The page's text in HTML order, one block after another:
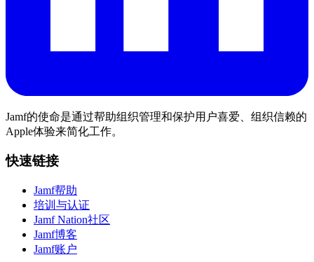
Jamf的使命是通过帮助组织管理和保护用户喜爱、组织信赖的
Apple体验来简化工作。
快速链接
Jamf帮助
培训与认证
Jamf Nation社区
Jamf博客
Jamf账户